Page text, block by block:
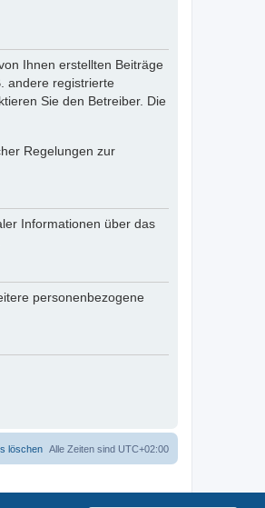
Ihnen erstellten Beiträge
andere registrierte
Sie den Betreiber. Die
Regelungen zur
Informationen über das
personenbezogene
Alle Zeiten sind UTC+02:00
löschen